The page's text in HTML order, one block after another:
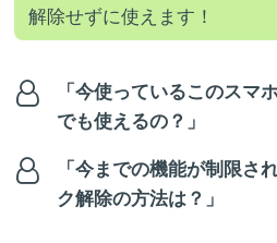
解除せずに使えます！
「今使っているこのス
でも使えるの？」
「今までの機能が制限さ
ク解除の方法は？」